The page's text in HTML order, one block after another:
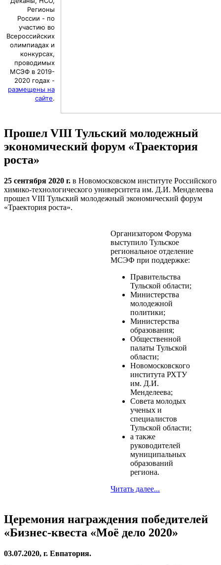
Регионы
России - по
участию во
Всероссийских
олимпиадах и
конкурсах,
проводимых
МСЭФ в 2019-
2020 годах -
размещены на
сайте.
Прошел VIII Тульский молодежный
экономический форум «Траектория
роста»
25 сентября 2020 г. в Новомосковском институте Российского
химико-технологического университета им. Д.И. Менделеева
прошел VIII Тульский молодежный экономический форум
«Траектория роста».
Организатором Форума
выступило Тульское
региональное отделение
МСЭФ при поддержке:
Правительства
Тульской области;
Министерства
молодежной
политики;
Министерства
образования;
Общественной
палаты Тульской
области;
Новомосковского
института РХТУ
им. Д.И.
Менделеева;
Совета молодых
ученых и
специалистов
Тульской области;
а также
руководителей
муниципальных
образований
региона.
Читать далее...
Церемония награждения победителей
«Бизнес-квеста «Моё дело 2020»
03.07.2020, г. Евпатория.